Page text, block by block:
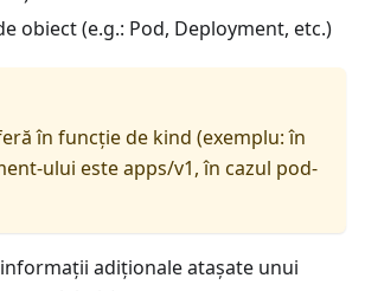
obiect (e.g.: Pod, Deployment, etc.)
în funcție de kind (exemplu: în
ului este apps/v1, în cazul pod-
adiționale atașate unui